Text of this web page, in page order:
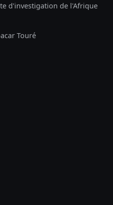
d'investigation de l'Afrique
Touré